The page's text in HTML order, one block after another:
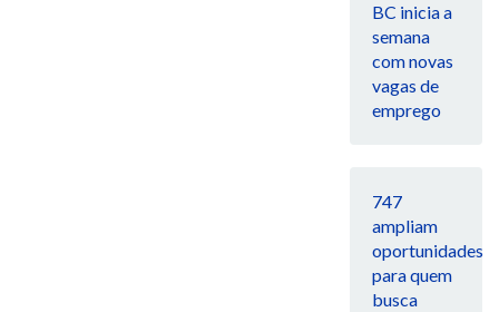
BC inicia a
semana
com novas
vagas de
emprego
747
ampliam
oportunidades
para quem
busca